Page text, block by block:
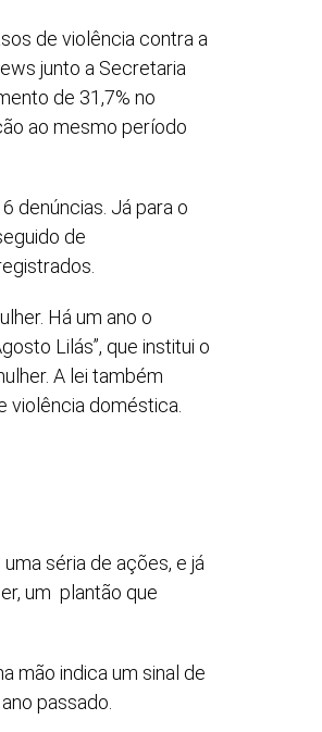
de violência contra a
junto a Secretaria
de 31,7% no
ao mesmo período
denúncias. Já para o
de
Há um ano o
Lilás”, que institui o
A lei também
violência doméstica.
séria de ações, e já
um plantão que
mão indica um sinal de
passado.